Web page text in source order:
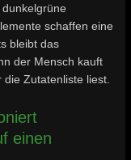
schaffen eine
bleibt das
der Mensch kauft
die Zutatenliste liest.
einen